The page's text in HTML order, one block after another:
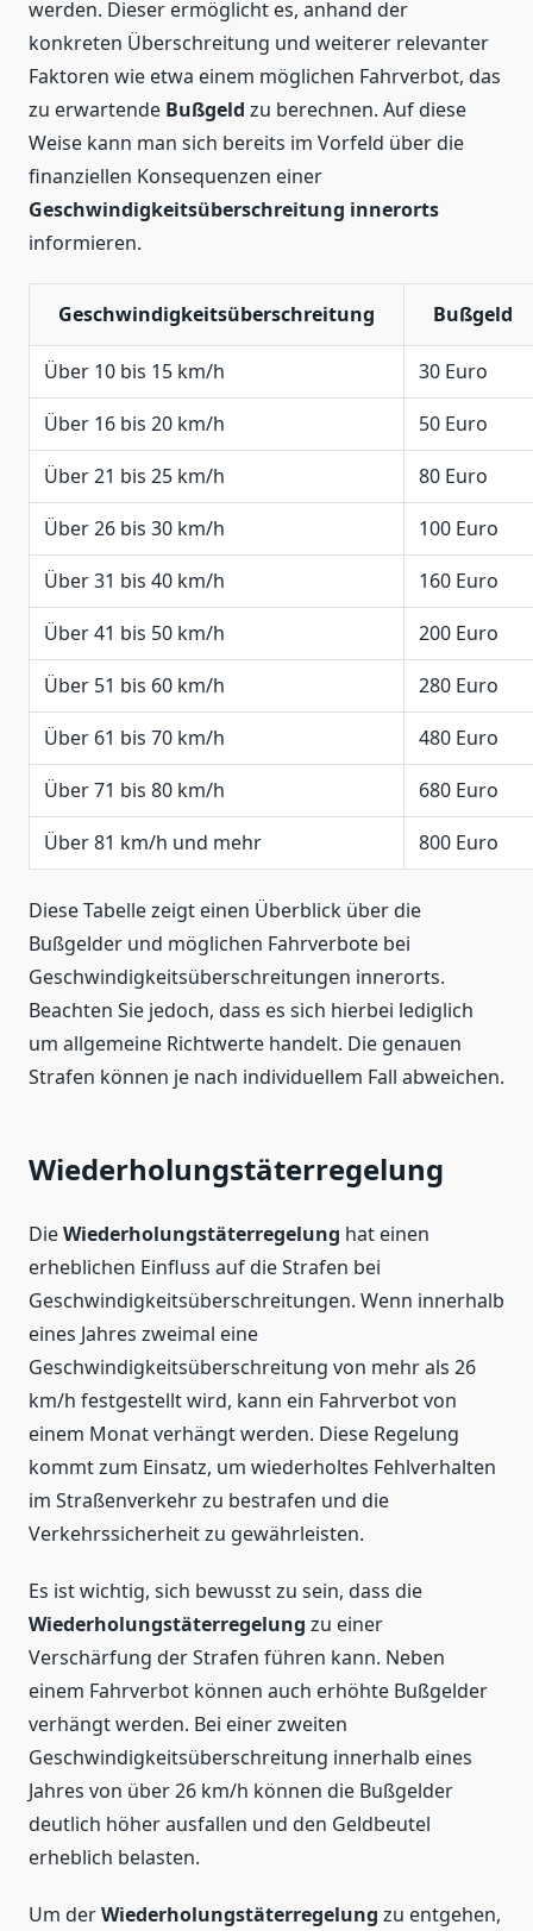
werden. Dieser ermöglicht es, anhand der
konkreten Überschreitung und weiterer relevanter
Faktoren wie etwa einem möglichen Fahrverbot, das
zu erwartende Bußgeld zu berechnen. Auf diese
Weise kann man sich bereits im Vorfeld über die
finanziellen Konsequenzen einer
Geschwindigkeitsüberschreitung innerorts
informieren.
Geschwindigkeitsüberschreitung Bußgeld
Über 10 bis 15 km/h
30 Euro
Über 16 bis 20 km/h
50 Euro
Über 21 bis 25 km/h
80 Euro
Über 26 bis 30 km/h
100 Euro
Über 31 bis 40 km/h
160 Euro
Über 41 bis 50 km/h
200 Euro
Über 51 bis 60 km/h
280 Euro
Über 61 bis 70 km/h
480 Euro
Über 71 bis 80 km/h
680 Euro
Über 81 km/h und mehr
800 Euro
Diese Tabelle zeigt einen Überblick über die
Bußgelder und möglichen Fahrverbote bei
Geschwindigkeitsüberschreitungen innerorts.
Beachten Sie jedoch, dass es sich hierbei lediglich
um allgemeine Richtwerte handelt. Die genauen
Strafen können je nach individuellem Fall abweichen.
Wiederholungstäterregelung
DieWiederholungstäterregelung hat einen
erheblichen Einfluss auf die Strafen bei
Geschwindigkeitsüberschreitungen. Wenn innerhalb
eines Jahres zweimal eine
Geschwindigkeitsüberschreitung von mehr als 26
km/h festgestellt wird, kann ein Fahrverbot von
einem Monat verhängt werden. Diese Regelung
kommt zum Einsatz, um wiederholtes Fehlverhalten
im Straßenverkehr zu bestrafen und die
Verkehrssicherheit zu gewährleisten.
Es ist wichtig, sich bewusst zu sein, dass die
Wiederholungstäterregelung zu einer
Verschärfung der Strafen führen kann. Neben
einem Fahrverbot können auch erhöhte Bußgelder
verhängt werden. Bei einer zweiten
Geschwindigkeitsüberschreitung innerhalb eines
Jahres von über 26 km/h können die Bußgelder
deutlich höher ausfallen und den Geldbeutel
erheblich belasten.
Um derWiederholungstäterregelung zu entgehen,